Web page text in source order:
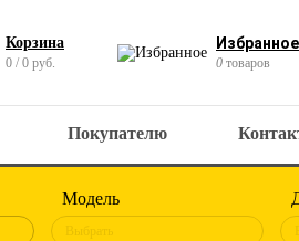
Корзина
0 / 0 руб.
Избранное
0 товаров
Покупателю
Модель
Выбрать